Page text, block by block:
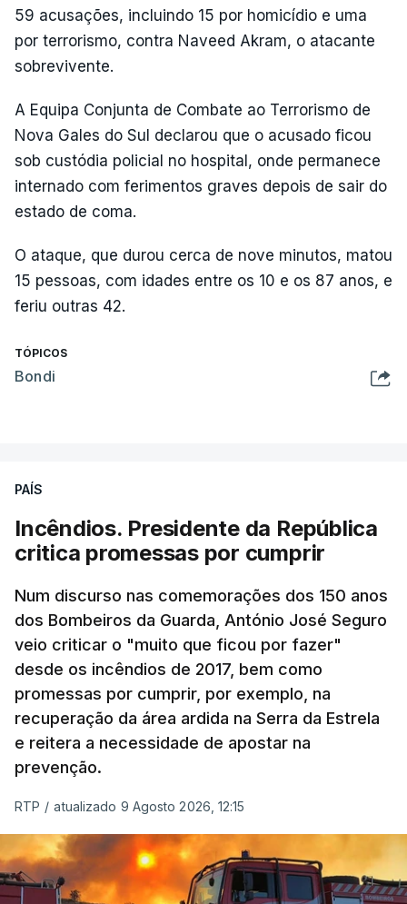
59 acusações, incluindo 15 por homicídio e uma
por terrorismo, contra Naveed Akram, o atacante
sobrevivente.
A Equipa Conjunta de Combate ao Terrorismo de
Nova Gales do Sul declarou que o acusado ficou
sob custódia policial no hospital, onde permanece
internado com ferimentos graves depois de sair do
estado de coma.
O ataque, que durou cerca de nove minutos, matou
15 pessoas, com idades entre os 10 e os 87 anos, e
feriu outras 42.
TÓPICOS
Bondi
PAÍS
Incêndios. Presidente da República
critica promessas por cumprir
Num discurso nas comemorações dos 150 anos
dos Bombeiros da Guarda, António José Seguro
veio criticar o "muito que ficou por fazer"
desde os incêndios de 2017, bem como
promessas por cumprir, por exemplo, na
recuperação da área ardida na Serra da Estrela
e reitera a necessidade de apostar na
prevenção.
RTP / atualizado 9 Agosto 2026, 12:15